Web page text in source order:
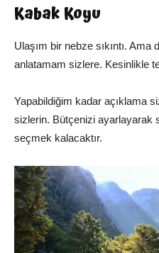
Kabak Koyu
Ulaşım bir nebze sıkıntı.
anlatamam sizlere. Kesinlikle
Yapabildiğim kadar açıklama
sizlerin. Bütçenizi ayarlayarak
seçmek kalacaktır.